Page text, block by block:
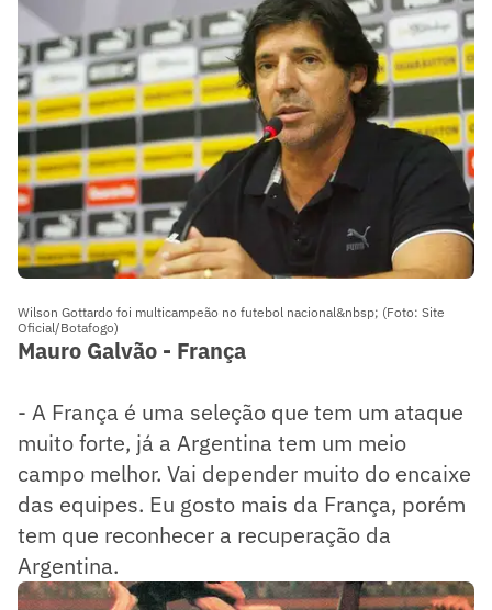
Wilson Gottardo foi multicampeão no futebol nacional&nbsp; (Foto: Site
Oficial/Botafogo)
Mauro Galvão - França
- A França é uma seleção que tem um ataque
muito forte, já a Argentina tem um meio
campo melhor. Vai depender muito do encaixe
das equipes. Eu gosto mais da França, porém
tem que reconhecer a recuperação da
Argentina.